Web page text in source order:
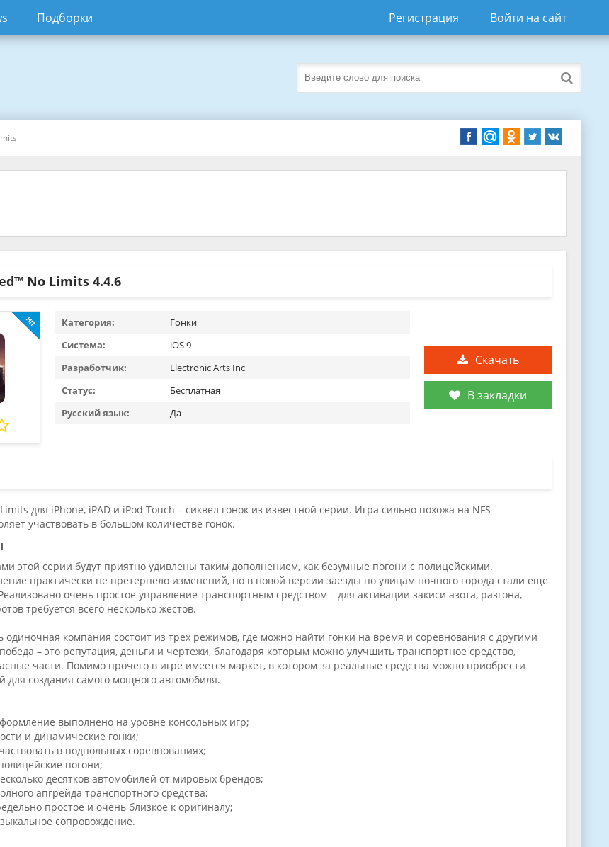
Подборки Регистрация Войти на сайт
No Limits 4.4.6
Скачать
В закладки
Категория:
Гонки
Система:
iOS 9
Разработчик:
Electronic Arts Inc
Статус:
Бесплатная
Русский язык:
Да
для iPhone, iPAD и iPod Touch – сиквел гонок из известной серии. Игра сильно похожа на NFS
участвовать в большом количестве гонок.
этой серии будут приятно удивлены таким дополнением, как безумные погони с полицейскими.
практически не претерпело изменений, но в новой версии заезды по улицам ночного города стали еще
очень простое управление транспортным средством – для активации закиси азота, разгона,
требуется всего несколько жестов.
одиночная компания состоит из трех режимов, где можно найти гонки на время и соревнования с другими
– это репутация, деньги и чертежи, благодаря которым можно улучшить транспортное средство,
части. Помимо прочего в игре имеется маркет, в котором за реальные средства можно приобрести
для создания самого мощного автомобиля.
выполнено на уровне консольных игр;
и динамические гонки;
в подпольных соревнованиях;
погони;
десятков автомобилей от мировых брендов;
апгрейда транспортного средства;
простое и очень близкое к оригиналу;
сопровождение.